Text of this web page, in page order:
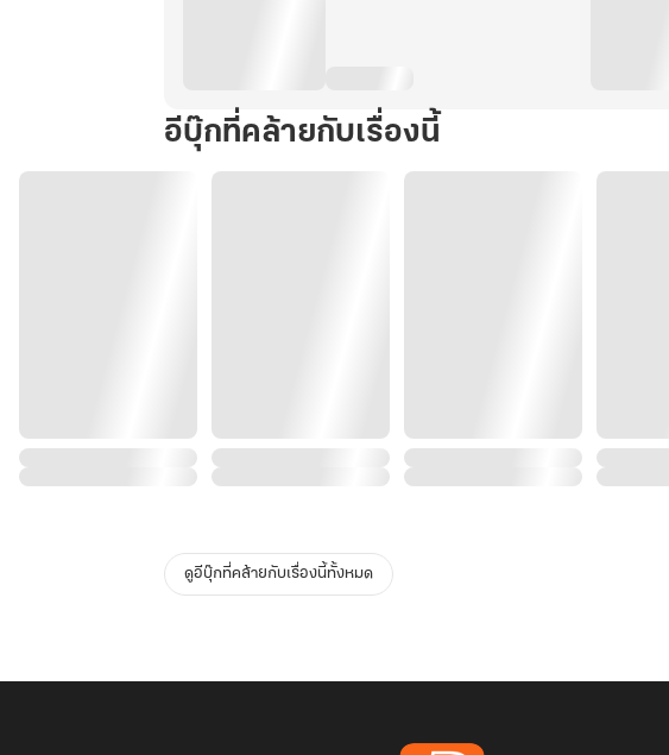
อีบุ๊กที่คล้ายกับเรื่องนี้
ดูอีบุ๊กที่คล้ายกับเรื่องนี้ทั้งหมด